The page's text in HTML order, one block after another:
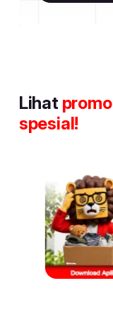
Lihat promo
spesial!